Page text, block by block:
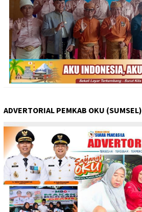
ADVERTORIAL PEMKAB OKU (SUMSEL)